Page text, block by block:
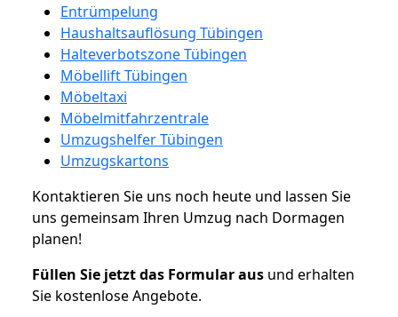
Entrümpelung
Haushaltsauflösung Tübingen
Halteverbotszone Tübingen
Möbellift Tübingen
Möbeltaxi
Möbelmitfahrzentrale
Umzugshelfer Tübingen
Umzugskartons
Kontaktieren Sie uns noch heute und lassen Sie
uns gemeinsam Ihren Umzug nach Dormagen
planen!
Füllen Sie jetzt das Formular aus und erhalten
Sie kostenlose Angebote.